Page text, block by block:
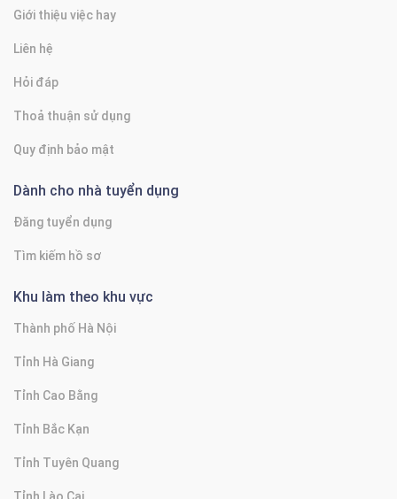
Giới thiệu việc hay
Liên hệ
Hỏi đáp
Thoả thuận sử dụng
Quy định bảo mật
Dành cho nhà tuyển dụng
Đăng tuyển dụng
Tìm kiếm hồ sơ
Khu làm theo khu vực
Thành phố Hà Nội
Tỉnh Hà Giang
Tỉnh Cao Bằng
Tỉnh Bắc Kạn
Tỉnh Tuyên Quang
Tỉnh Lào Cai